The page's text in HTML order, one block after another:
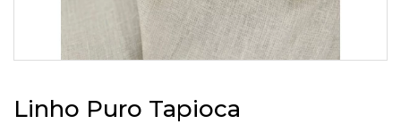
Linho Puro Tapioca